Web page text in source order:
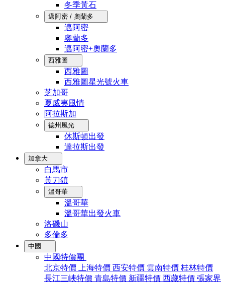
冬季黃石
邁阿密 / 奧蘭多
邁阿密
奧蘭多
邁阿密+奧蘭多
西雅圖
西雅圖
西雅圖星光號火車
芝加哥
夏威夷風情
阿拉斯加
德州風光
休斯頓出發
達拉斯出發
加拿大
白馬市
黃刀鎮
溫哥華
溫哥華
溫哥華出發火車
洛磯山
多倫多
中國
中國特價團
北京特價
上海特價 西安特價 雲南特價 桂林特價
長江三峽特價 青島特價 新疆特價 西藏特價 張家界